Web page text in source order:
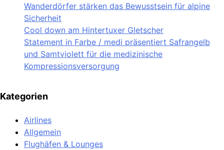
Wanderdörfer stärken das Bewusstsein für alpine
Sicherheit
Cool down am Hintertuxer Gletscher
Statement in Farbe / medi präsentiert Safrangelb
und Samtviolett für die medizinische
Kompressionsversorgung
Kategorien
Airlines
Allgemein
Flughäfen & Lounges